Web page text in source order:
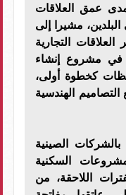
عمق العلاقات
مشيرا إلى
التجارية
في مشروع إنشاء
كخطوة أولى،
الهندسية
الصينية
السكنية
اللاحقة، من